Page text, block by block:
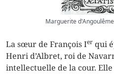
Marguerite
La sœur de François Ier qui
Henri d’Albret, roi de
intellectuelle de la cour.